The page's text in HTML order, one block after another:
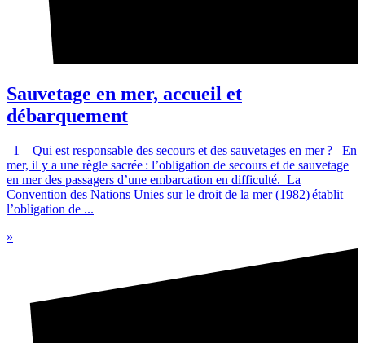
Sauvetage en mer, accueil et
débarquement
1 – Qui est responsable des secours et des sauvetages en mer ? En
mer, il y a une règle sacrée : l’obligation de secours et de sauvetage
en mer des passagers d’une embarcation en difficulté. La
Convention des Nations Unies sur le droit de la mer (1982) établit
l’obligation de ...
»